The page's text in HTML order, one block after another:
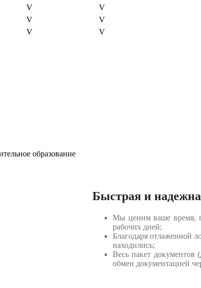
V
V
V
V
V
V
образование
Быстрая и
Мы ценим ваше время,
рабочих дней;
Благодаря отлаженной
находились;
Весь пакет документов
обмен документацией